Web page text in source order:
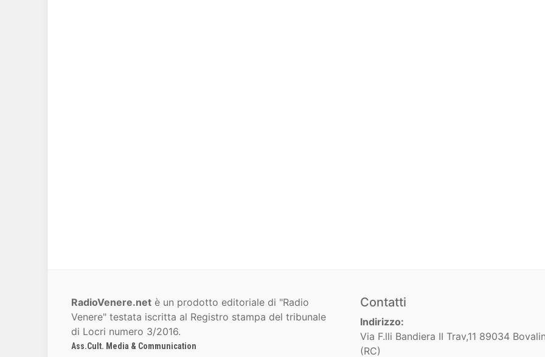
RadioVenere.net è un prodotto editoriale di "Radio
Venere" testata iscritta al Registro stampa del tribunale
di Locri numero 3/2016.
Ass.Cult. Media & Communication
Contatti
Indirizzo:
Via F.lli Bandiera II Trav,11 89034
(RC)